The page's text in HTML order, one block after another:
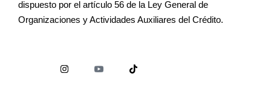
dispuesto por el artículo 56 de la Ley General de
Organizaciones y Actividades Auxiliares del Crédito.